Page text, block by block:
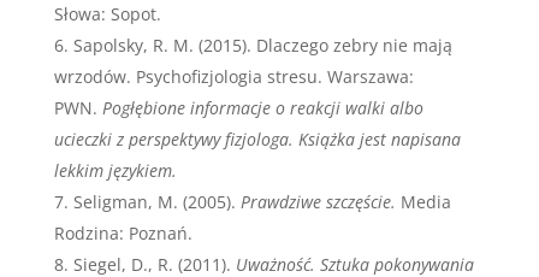
Słowa: Sopot.
Sapolsky, R. M. (2015). Dlaczego zebry nie mają
wrzodów. Psychofizjologia stresu. Warszawa:
PWN. Pogłębione informacje o reakcji walki albo
ucieczki z perspektywy fizjologa. Książka jest napisana
lekkim językiem.
Seligman, M. (2005). Prawdziwe szczęście. Media
Rodzina: Poznań.
Siegel, D., R. (2011). Uważność. Sztuka pokonywania